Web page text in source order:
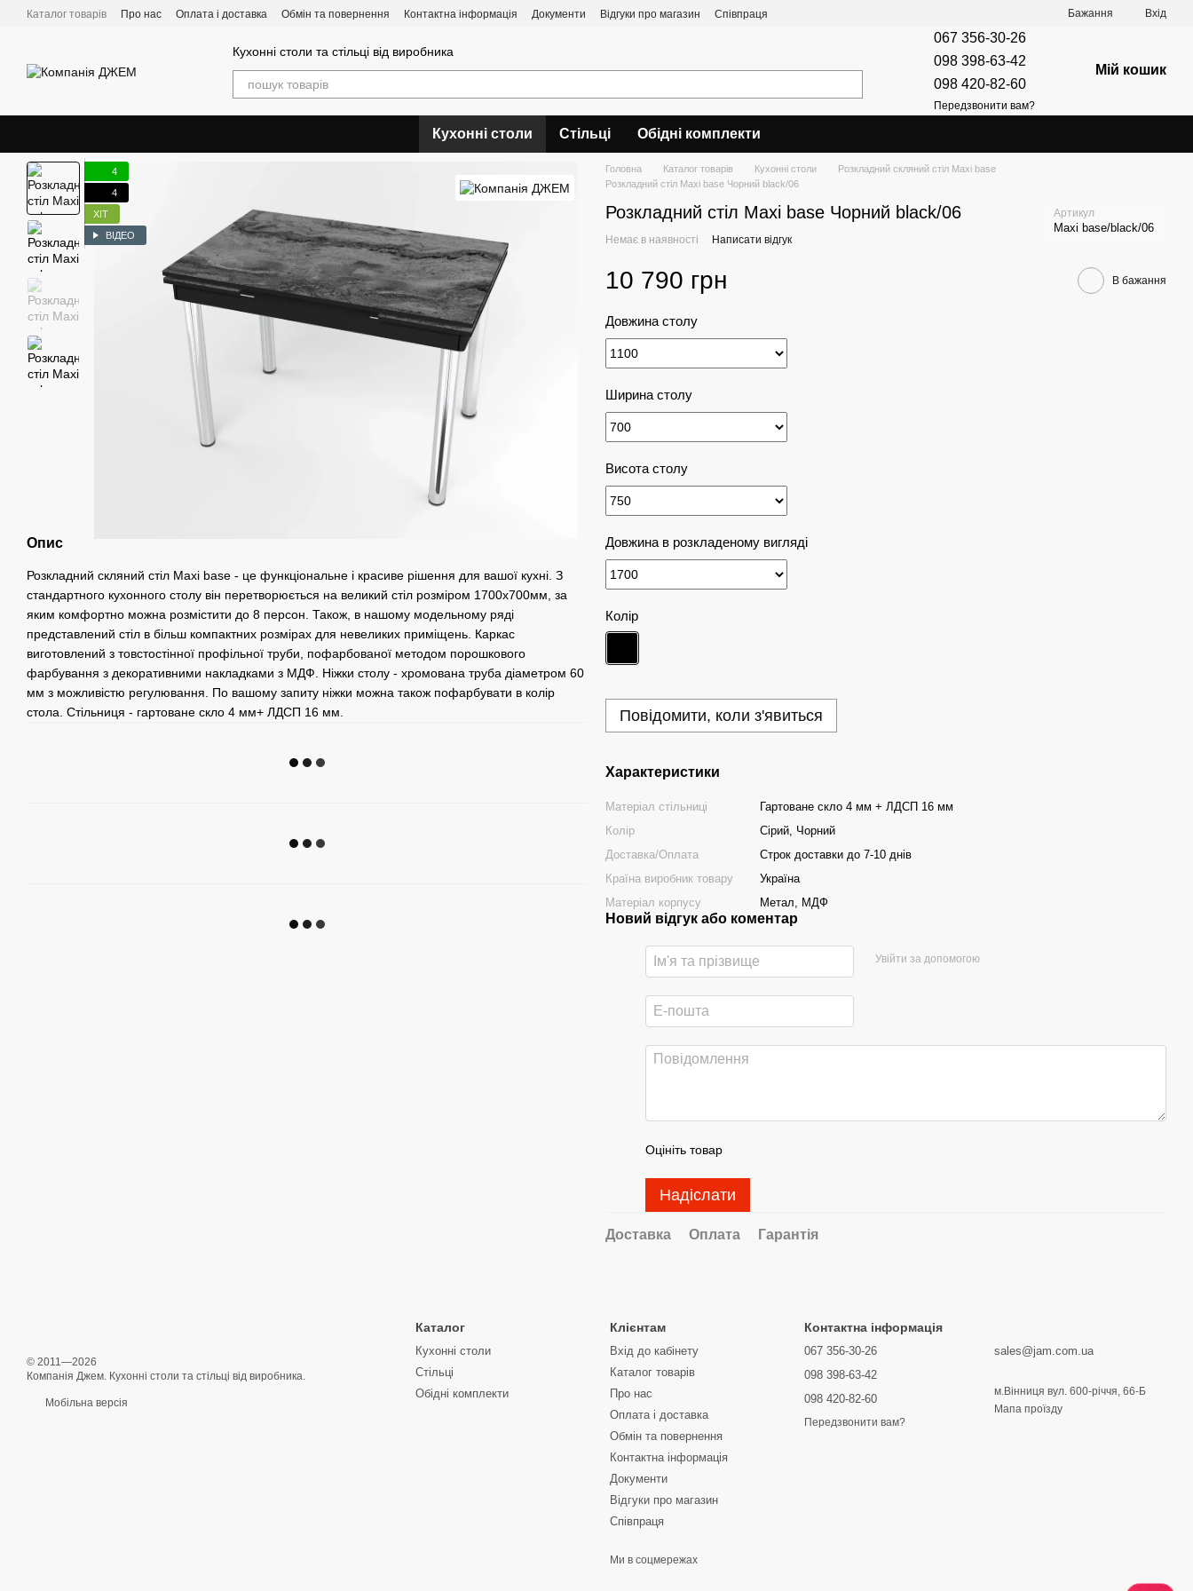
Перейти до основного контенту
Каталог товарів Про нас Оплата і доставка Обмін та повернення Контактна інформація Документи Відгуки про магазин Співпраця Бажання Вхід
Кухонні столи та стільці від виробника
067 356-30-26
098 398-63-42
098 420-82-60
Передзвонити вам?
Мій кошик
Кухонні столи Стільці Обідні комплекти
4
4
ХІТ
ВІДЕО
Опис
Розкладний скляний стіл Maxi base - це функціональне і красиве рішення для вашої кухні. З
стандартного кухонного столу він перетворюється на великий стіл розміром 1700х700мм, за
яким комфортно можна розмістити до 8 персон. Також, в нашому модельному ряді
представлений стіл в більш компактних розмірах для невеликих приміщень. Каркас
виготовлений з товстостінної профільної труби, пофарбованої методом порошкового
фарбування з декоративними накладками з МДФ. Ніжки столу - хромована труба діаметром 60
мм з можливістю регулювання. По вашому запиту ніжки можна також пофарбувати в колір
стола. Стільниця - гартоване скло 4 мм+ ЛДСП 16 мм.
Головна Каталог товарів Кухонні столи
Розкладний скляний стіл Maxi base
Розкладний стіл Maxi base Чорний black/06
Розкладний стіл Maxi base Чорний black/06 Артикул
Maxi base/black/06
Немає в наявності Написати відгук
10 790 грн В бажання
Довжина столу
Ширина столу
Висота столу
Довжина в розкладеному вигляді
Колір
Повідомити, коли з'явиться
Характеристики
Матеріал стільниці
Гартоване скло 4 мм + ЛДСП 16 мм
Колір
Сірий, Чорний
Доставка/Оплата
Строк доставки до 7-10 днів
Країна виробник товару
Україна
Матеріал корпусу
Метал, МДФ
Новий відгук або коментар
Увійти за допомогою
Оцініть товар
Надіслати
Доставка Оплата Гарантія
© 2011—2026
Компанія Джем. Кухонні столи та стільці від виробника.
Мобільна версія
Каталог
Кухонні столи
Стільці
Обідні комплекти
Клієнтам
Вхід до кабінету
Каталог товарів
Про нас
Оплата і доставка
Обмін та повернення
Контактна інформація
Документи
Відгуки про магазин
Співпраця
Ми в соцмережах
Контактна інформація
067 356-30-26
098 398-63-42
098 420-82-60
Передзвонити вам?
sales@jam.com.ua
м.Вінниця вул. 600-річчя, 66-Б
Мапа проїзду